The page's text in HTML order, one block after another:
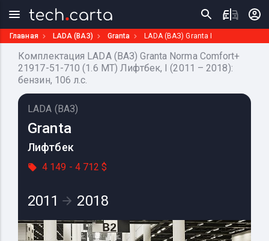
Главная LADA (ВАЗ) Granta LADA (ВАЗ) Granta I
Комплектация LADA (ВАЗ) Granta Norma Comfort+
21917-51-710 (1.6 MT) Лифтбек, I (2011 – 2018):
бензин, 106 л.с.
LADA (ВАЗ)
Granta
Лифтбек
4 149 - 4 712 $
2011 2018